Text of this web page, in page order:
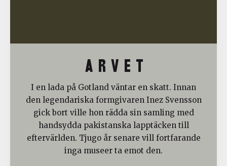
A R V E T
I en lada på Gotland väntar en skatt. Innan
den legendariska formgivaren Inez Svensson
gick bort ville hon rädda sin samling med
handsydda pakistanska lapptäcken till
eftervärlden. Tjugo år senare vill fortfarande
inga museer ta emot den.